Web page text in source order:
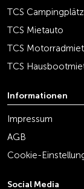
TCS
TCS Mietauto
TCS
TCS
Informationen
Impressum
AGB
Cookie-
Social Media